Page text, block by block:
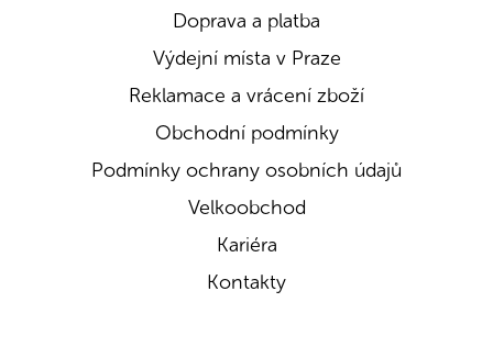
Doprava a platba
Výdejní místa v Praze
Reklamace a vrácení zboží
Obchodní podmínky
Podmínky ochrany osobních údajů
Velkoobchod
Kariéra
Kontakty